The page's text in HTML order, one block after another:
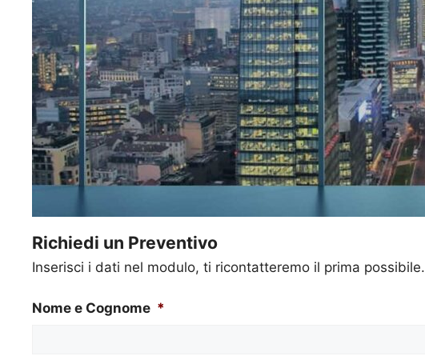
Richiedi un Preventivo
Inserisci i dati nel modulo, ti ricontatteremo il prima possibile.
Nome e Cognome *